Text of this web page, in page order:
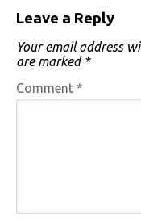
Leave a Reply
Your email address
are marked *
Comment *